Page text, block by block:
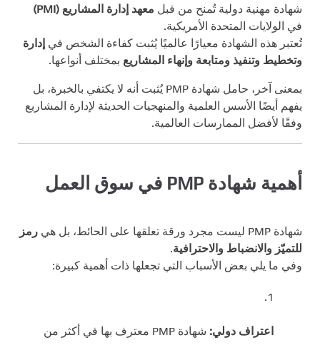
شهادة مهنية دولية تُمنح من قبل معهد إدارة المشاريع (PMI)
في الولايات المتحدة الأمريكية.
تُعتبر هذه الشهادة معيارًا عالميًا يُثبت كفاءة الشخص في إدارة
وتخطيط وتنفيذ ومتابعة وإنهاء المشاريع بمختلف أنواعها.
بمعنى آخر، حامل شهادة PMP يُثبت أنه لا يكتفي بالخبرة، بل
يفهم أيضًا الأسس العلمية والمنهجيات الحديثة لإدارة المشاريع
وفقًا لأفضل الممارسات العالمية.
أهمية شهادة PMP في سوق العمل
شهادة PMP ليست مجرد ورقة تعلقها على الحائط، بل هي
رمز
للتميّز والانضباط والاحترافية.
وفي ما يلي بعض الأسباب التي تجعلها ذات أهمية كبيرة:
اعتراف دولي:
شهادة PMP معترف بها في أكثر من